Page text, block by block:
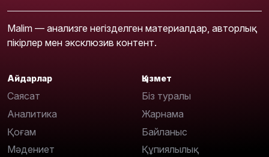
Malim — анализге негізделген материалдар, авторлық
пікірлер мен эксклюзив контент.
Айдарлар
Саясат
Аналитика
Қоғам
Мәдениет
Қызмет
Біз туралы
Жарнама
Байланыс
Құпиялылық